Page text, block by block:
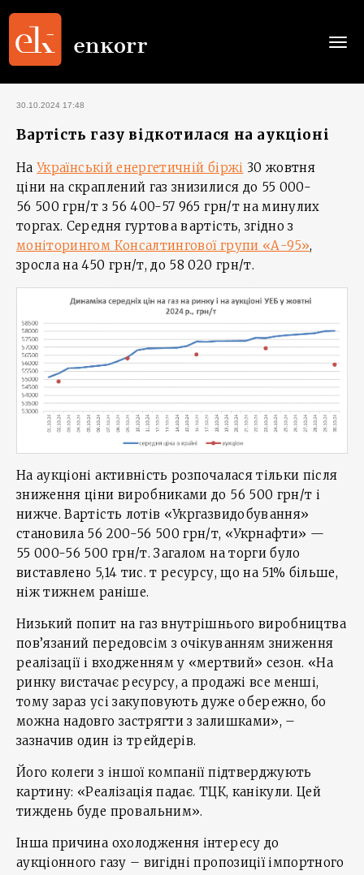
30.10.2024 17:48
Вартість газу відкотилася на аукціоні
НаУкраїнській енергетичній біржі 30 жовтня
ціни на скраплений газ знизилися до 55 000-
56 500 грн/т з 56 400-57 965 грн/т на минулих
торгах. Середня гуртова вартість, згідно з
моніторингом Консалтингової групи «А-95»,
зросла на 450 грн/т, до 58 020 грн/т.
На аукціоні активність розпочалася тільки після
зниження ціни виробниками до 56 500 грн/т і
нижче. Вартість лотів «Укргазвидобування»
становила 56 200-56 500 грн/т, «Укрнафти» —
55 000-56 500 грн/т. Загалом на торги було
виставлено 5,14 тис. т ресурсу, що на 51% більше,
ніж тижнем раніше.
Низький попит на газ внутрішнього виробництва
пов’язаний передовсім з очікуванням зниження
реалізації і входженням у «мертвий» сезон. «На
ринку вистачає ресурсу, а продажі все менші,
тому зараз усі закуповують дуже обережно, бо
можна надовго застрягти з залишками», –
зазначив один із трейдерів.
Його колеги з іншої компанії підтверджують
картину: «Реалізація падає. ТЦК, канікули. Цей
тиждень буде провальним».
Інша причина охолодження інтересу до
аукціонного газу – вигідні пропозиції імпортного